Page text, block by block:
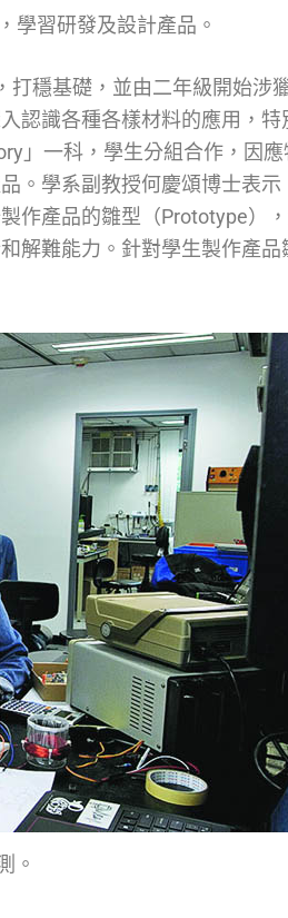
學習研發及設計產品。
打穩基礎，並由二年級開始涉
認識各種各樣材料的應用，特
」一科，學生分組合作，因應
。學系副教授何慶頌博士表示
作產品的雛型（Prototype）
解難能力。針對學生製作產品
。